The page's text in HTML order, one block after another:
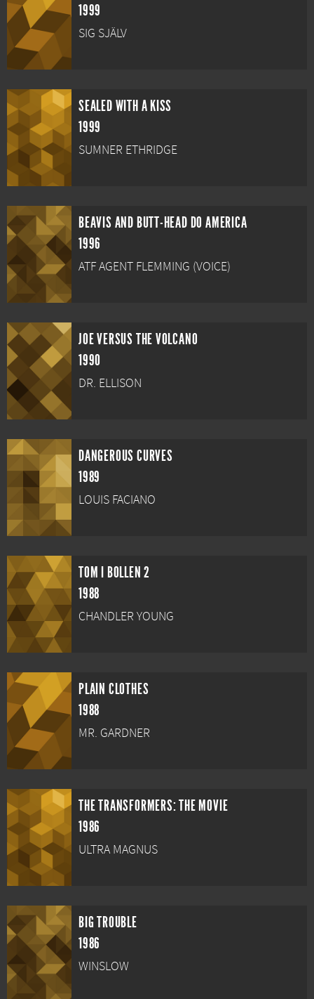
1999
SIG SJÄLV
SEALED WITH A KISS
1999
SUMNER ETHRIDGE
BEAVIS AND BUTT-HEAD DO AMERICA
1996
ATF AGENT FLEMMING (VOICE)
JOE VERSUS THE VOLCANO
1990
DR. ELLISON
DANGEROUS CURVES
1989
LOUIS FACIANO
TOM I BOLLEN 2
1988
CHANDLER YOUNG
PLAIN CLOTHES
1988
MR. GARDNER
THE TRANSFORMERS: THE MOVIE
1986
ULTRA MAGNUS
BIG TROUBLE
1986
WINSLOW